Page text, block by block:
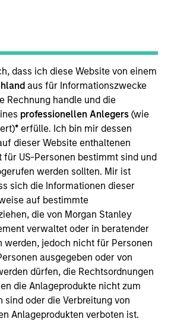
dass ich diese Website von einem
aus für Informationszwecke
Rechnung handle und die
professionellen Anlegers(wie
* erfülle. Ich bin mir dessen
dieser Website enthaltenen
US-Personen bestimmt sind und
werden sollten. Mir ist
sich die Informationen dieser
auf bestimmte
die von Morgan Stanley
verwaltet oder in beratender
werden, jedoch nicht für Personen
ausgegeben oder von
dürfen, die Rechtsordnungen
die Anlageprodukte nicht zum
sind oder die Verbreitung von
Anlageprodukten verboten ist.
einen opportunistischen Value-
führenden Unternehmen
falsch bewertet, vermieden
werden und mit einem
intrinsischen Wert gehandelt
uns auf führende
Renditen auf das
finanzieller Disziplin und einem
Profil. Das Team ist sich
Anlageteam typische
aufweist. Es hat daher eine
die so genannten Portfolio
die handlungsorientiert und
die Ideenfindung stimulieren.